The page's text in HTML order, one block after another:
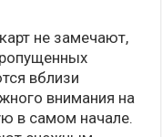
не замечают,
вблизи
внимания на
в самом начале.